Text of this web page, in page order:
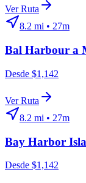
Ver Ruta
8.2 mi • 27m
Bal Harbour a
Desde $1,142
Ver Ruta
8.2 mi • 27m
Bay Harbor
Desde $1,142